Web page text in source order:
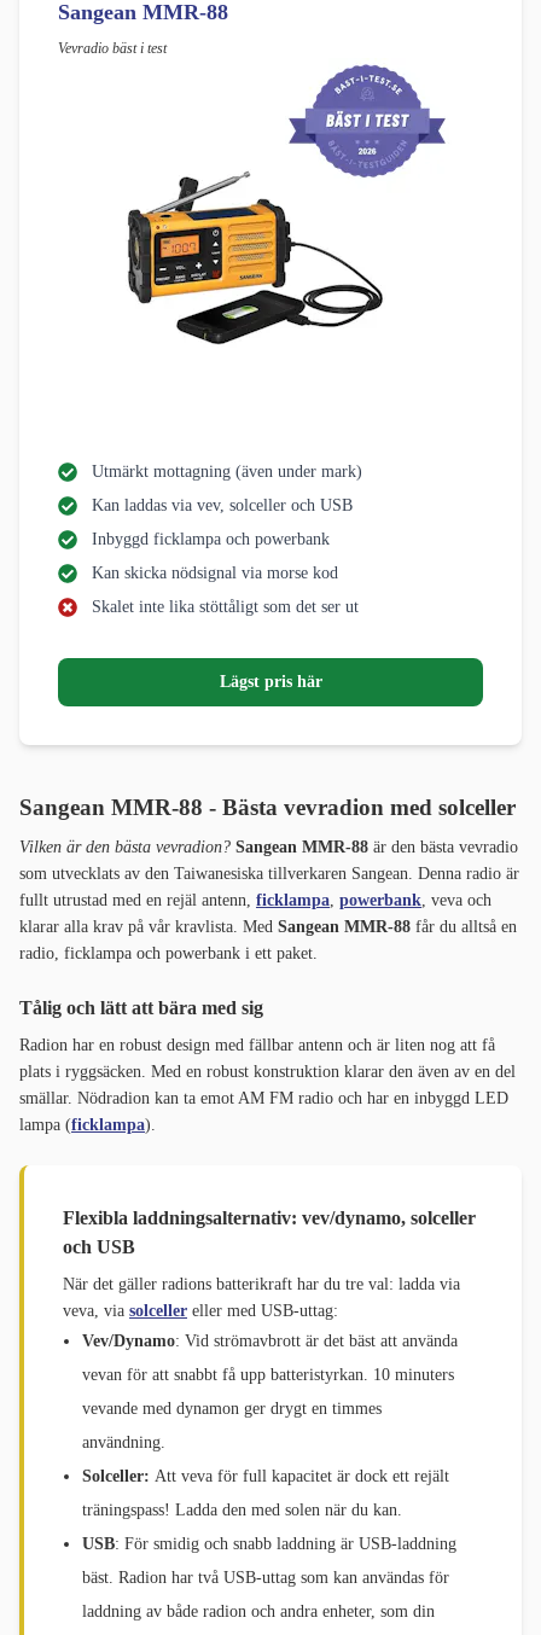
Sangean MMR-88
Vevradio bäst i test
Utmärkt mottagning (även under mark)
Kan laddas via vev, solceller och USB
Inbyggd ficklampa och powerbank
Kan skicka nödsignal via morse kod
Skalet inte lika stöttåligt som det ser ut
Lägst pris här
Sangean MMR-88 - Bästa vevradion med solceller
Vilken är den bästa vevradion? Sangean MMR-88 är den bästa vevradio
som utvecklats av den Taiwanesiska tillverkaren Sangean. Denna radio är
fullt utrustad med en rejäl antenn, ficklampa, powerbank, veva och
klarar alla krav på vår kravlista. Med Sangean MMR-88 får du alltså en
radio, ficklampa och powerbank i ett paket.
Tålig och lätt att bära med sig
Radion har en robust design med fällbar antenn och är liten nog att få
plats i ryggsäcken. Med en robust konstruktion klarar den även av en del
smällar. Nödradion kan ta emot AM FM radio och har en inbyggd LED
lampa (ficklampa).
Flexibla laddningsalternativ: vev/dynamo, solceller
och USB
När det gäller radions batterikraft har du tre val: ladda via
veva, via solceller eller med USB-uttag:
Vev/Dynamo: Vid strömavbrott är det bäst att använda
vevan för att snabbt få upp batteristyrkan. 10 minuters
vevande med dynamon ger drygt en timmes
användning.
Solceller: Att veva för full kapacitet är dock ett rejält
träningspass! Ladda den med solen när du kan.
USB: För smidig och snabb laddning är USB-laddning
bäst. Radion har två USB-uttag som kan användas för
laddning av både radion och andra enheter, som din